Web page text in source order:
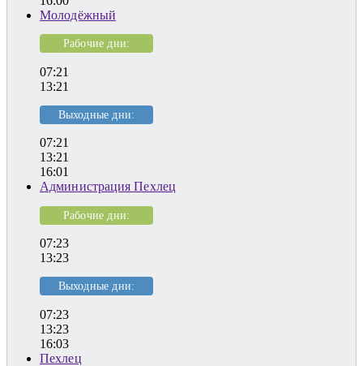
Молодёжный
Рабочие дни:
07:21
13:21
Выходные дни:
07:21
13:21
16:01
Администрация Пехлец
Рабочие дни:
07:23
13:23
Выходные дни:
07:23
13:23
16:03
Пехлец